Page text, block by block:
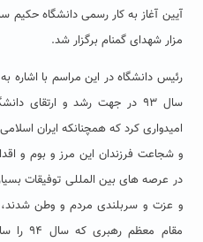
آیین آغاز به کار رسمی دانشگاه حکیم
مزار شهدای گمنام برگزار شد.
رئیس دانشگاه در این مراسم با
سال ۹۳ در جهت رشد و ارتقای
و شجاعت فرزندان این مرز و بوم و
در عرصه های بین المللی توفیقات
و عزت و سربلندی مردم و وطن شدند،
مقام